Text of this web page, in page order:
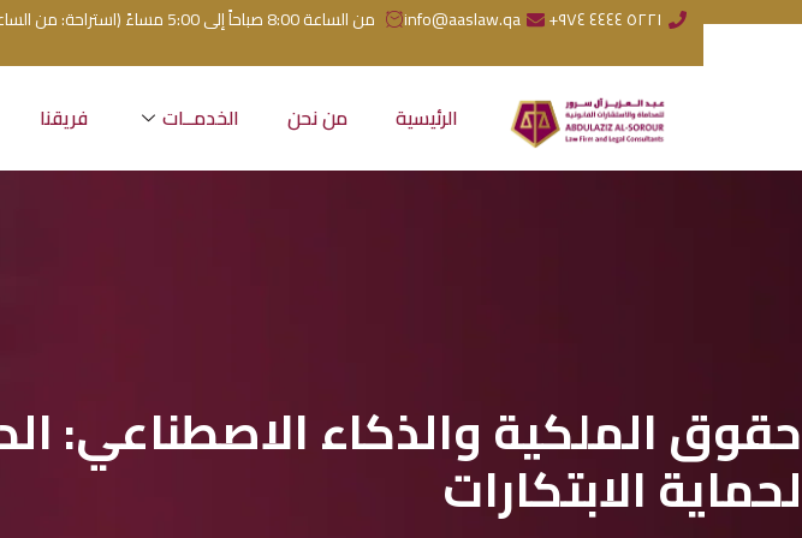
٥٢٢١ ٤٤٤٤ ٩٧٤+ info@aaslaw.qa من الساعة 8:00 صباحاً إلى 5:00 مساءً (استراحة: من الساعة 1:00 إلى 2:00 بعد الظهر)
الرئيسية من نحن الخدمــات فريقنا
حقوق الملكية والذكاء الاصطناعي:
لحماية الابتكارات